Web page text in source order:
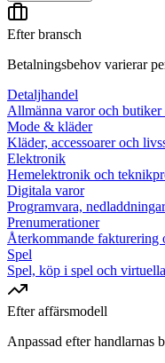
Efter bransch
Betalningsbehov varierar
Detaljhandel
Allmänna varor och butiker
Mode & kläder
Kläder, accessoarer och
Elektronik
Hemelektronik och
Digitala varor
Programvara,
Prenumerationer
Återkommande fakturering
Spel
Spel, köp i spel och
Efter affärsmodell
Anpassad efter handlarnas